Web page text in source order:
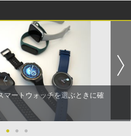
マートウォッチを選ぶときに確
● ● ●